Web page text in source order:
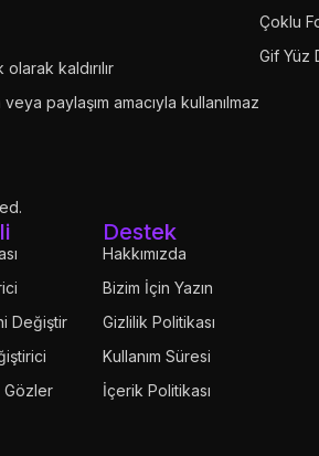
kaldırılır
paylaşım amacıyla kullanılmaz
Çoklu
Gif Yüz
Değiştir
Gözler
Destek
Hakkımızda
Bizim İçin Yazın
Gizlilik Politikası
Kullanım Süresi
İçerik Politikası